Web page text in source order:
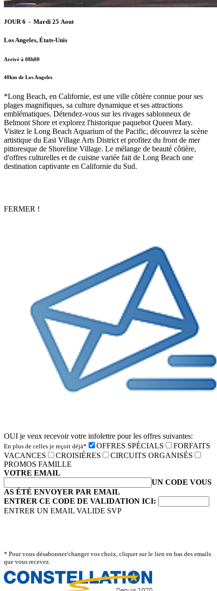
JOUR 6 - Mardi 25 Aout
Los Angeles, États-Unis
Arrivé à 08h00
40km de Los Angeles
*Long Beach, en Californie, est une ville côtière connue pour ses
plages magnifiques, sa culture dynamique et ses attractions
emblématiques. Détendez-vous sur les rivages sablonneux de
Belmont Shore et explorez l'historique paquebot Queen Mary.
Visitez le Long Beach Aquarium of the Pacific, découvrez la scène
artistique du East Village Arts District et profitez du front de mer
pittoresque de Shoreline Village. Le mélange de beauté côtière,
d'offres culturelles et de cuisine variée fait de Long Beach une
destination captivante en Californie du Sud.
FERMER !
OUI je veux recevoir votre infolettre pour les offres suivantes:
En plus de celles je reçoit déjà* OFFRES SPÉCIALS
FORFAITS
VACANCES
CROISIÈRES
CIRCUITS ORGANISÉS
PROMOS FAMILLE
VOTRE EMAIL
UN CODE VOUS
AS ÉTÉ ENVOYER PAR EMAIL
ENTRER CE CODE DE VALIDATION ICI:
ENTRER UN EMAIL VALIDE SVP
* Pour vous désabonner/changer vos choix, cliquer sur le lien en bas des emails
que vous recevez.